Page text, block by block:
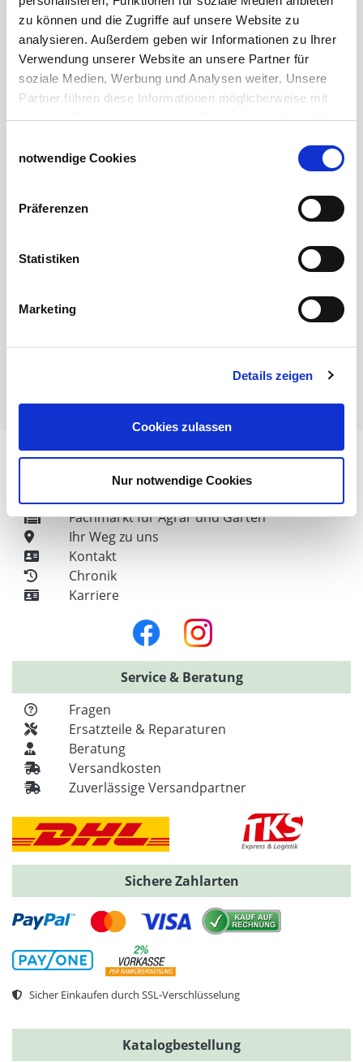
zu können und die Zugriffe auf unsere Website zu
analysieren. Außerdem geben wir Informationen zu Ihrer
Verwendung unserer Website an unsere Partner für
soziale Medien, Werbung und Analysen weiter. Unsere
Partner führen diese Informationen möglicherweise mit
weiteren Daten zusammen, die Sie ihnen bereitgestellt
gesammelt haben.
notwendige Cookies
Präferenzen
Statistiken
Marketing
Details zeigen
Cookies zulassen
Nur notwendige Cookies
Geburtshelfer-Produktvideo
Viehzucht
Produkte für die Landwirtschaft
Laufschienen
PVC-Lamellen als Schiebevorhang
Verriegelungen für Schiebetore und Türen
Der Weidezaun nach dem Winter
Weidezaunlitzen
Weidezaun preisgünstig
Weidezaun für Schafe
Weitere nützliche Informationen / Themen
Unser Unternehmen
Fachmarkt für Agrar und Garten
Ihr Weg zu uns
Kontakt
Chronik
Karriere
Service & Beratung
Fragen
Ersatzteile & Reparaturen
Beratung
Versandkosten
Zuverlässige Versandpartner
Sichere Zahlarten
Sicher Einkaufen durch SSL-Verschlüsselung
Katalogbestellung